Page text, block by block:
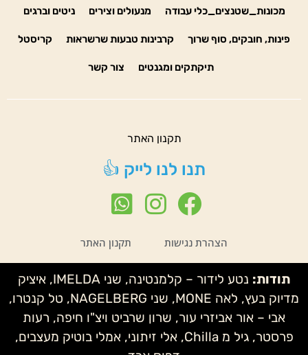
מכונות_שטנצים_כלי עבודה מנעולים וצירים ניטים וברגים
פינות, חובקים, סוף שרוך קרבינות טבעות שרשראות קריסטל
תיקתקים ומגנטים צור קשר
תקנון האתר
תנו לנו לייק 👍
הצהרת נגישות תקנון האתר
תודות:
נטע לידור – קלמנטינה, שני IMELDA, איציק
מדיוק בעץ, לאה MONE, שני NAGELBERG, טל קנטרו,
אבי – אור אביזרי עור, שרון שרביט ויצ"ו חיפה, רעות
פרסטר, גיל מ Chilla, אלי זיתוני, אמלי בוטיק מעצבים,